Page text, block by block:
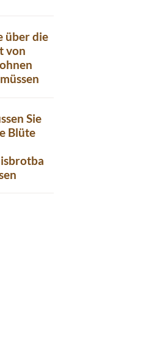
über die
von
Sie
Blüte